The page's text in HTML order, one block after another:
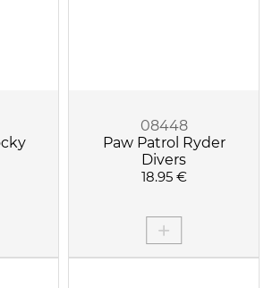
08448
Paw Patrol Ryder
Divers
18.95 €